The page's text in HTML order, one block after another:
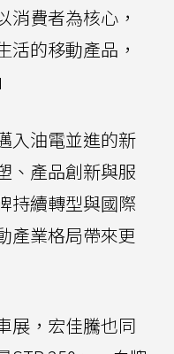
消費者為核心，
活的移動產品，
入油電並進的新
、產品創新與服
持續轉型與國際
產業格局帶來更
展，宏佳騰也同